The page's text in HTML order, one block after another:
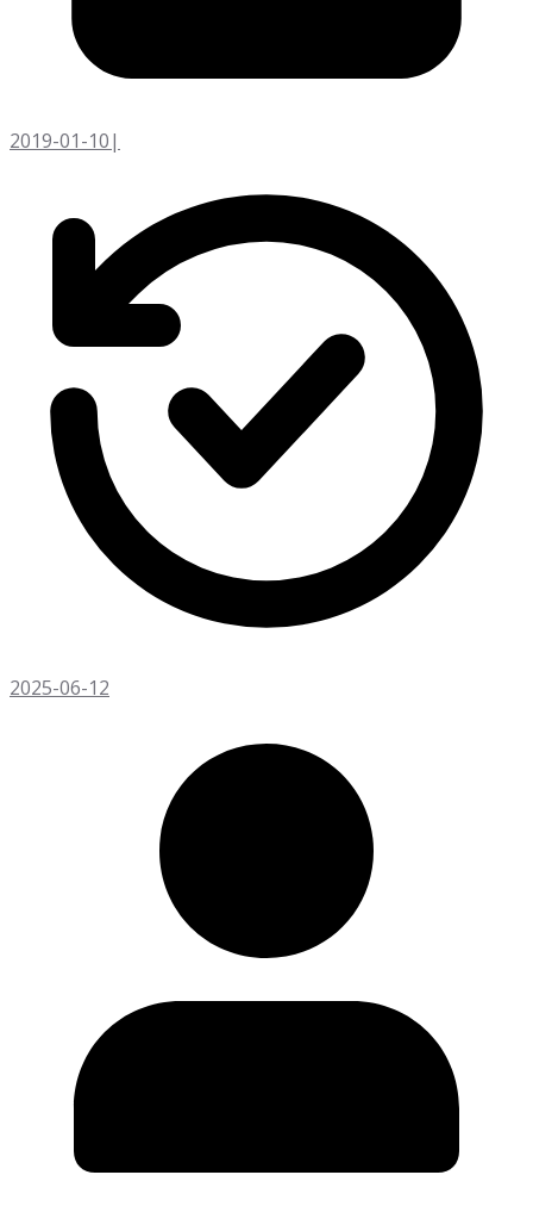
2019-01-10|
2025-06-12